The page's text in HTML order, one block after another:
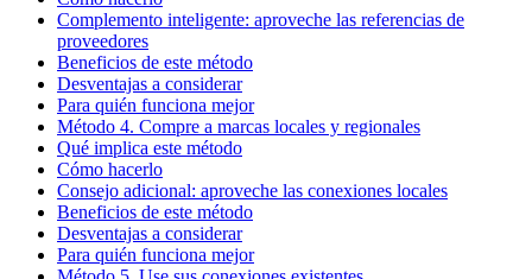
Complemento inteligente: aproveche las referencias de
proveedores
Beneficios de este método
Desventajas a considerar
Para quién funciona mejor
Método 4. Compre a marcas locales y regionales
Qué implica este método
Cómo hacerlo
Consejo adicional: aproveche las conexiones locales
Beneficios de este método
Desventajas a considerar
Para quién funciona mejor